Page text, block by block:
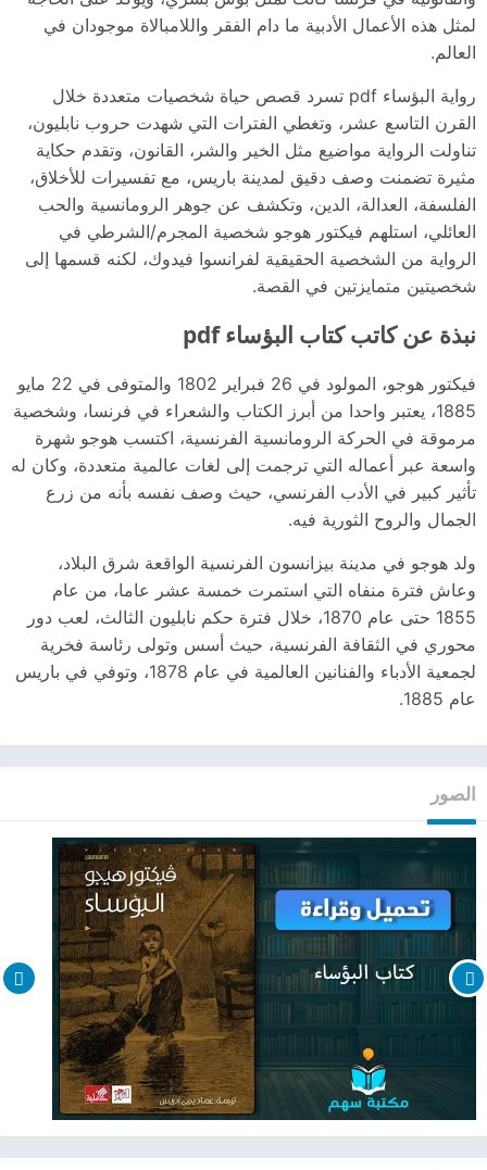
لمثل هذه الأعمال الأدبية ما دام الفقر واللامبالاة موجودان في
العالم.
رواية البؤساء pdf تسرد قصص حياة شخصيات متعددة خلال
القرن التاسع عشر، وتغطي الفترات التي شهدت حروب نابليون،
تناولت الرواية مواضيع مثل الخير والشر، القانون، وتقدم حكاية
مثيرة تضمنت وصف دقيق لمدينة باريس، مع تفسيرات للأخلاق،
الفلسفة، العدالة، الدين، وتكشف عن جوهر الرومانسية والحب
العائلي، استلهم فيكتور هوجو شخصية المجرم/الشرطي في
الرواية من الشخصية الحقيقية لفرانسوا فيدوك، لكنه قسمها إلى
شخصيتين متمايزتين في القصة.
نبذة عن كاتب كتاب البؤساء pdf
فيكتور هوجو، المولود في 26 فبراير 1802 والمتوفى في 22 مايو
1885، يعتبر واحدا من أبرز الكتاب والشعراء في فرنسا، وشخصية
مرموقة في الحركة الرومانسية الفرنسية، اكتسب هوجو شهرة
واسعة عبر أعماله التي ترجمت إلى لغات عالمية متعددة، وكان له
تأثير كبير في الأدب الفرنسي، حيث وصف نفسه بأنه من زرع
الجمال والروح الثورية فيه.
ولد هوجو في مدينة بيزانسون الفرنسية الواقعة شرق البلاد،
وعاش فترة منفاه التي استمرت خمسة عشر عاما، من عام
1855 حتى عام 1870، خلال فترة حكم نابليون الثالث، لعب دور
محوري في الثقافة الفرنسية، حيث أسس وتولى رئاسة فخرية
لجمعية الأدباء والفنانين العالمية في عام 1878، وتوفي في باريس
عام 1885.
الصور